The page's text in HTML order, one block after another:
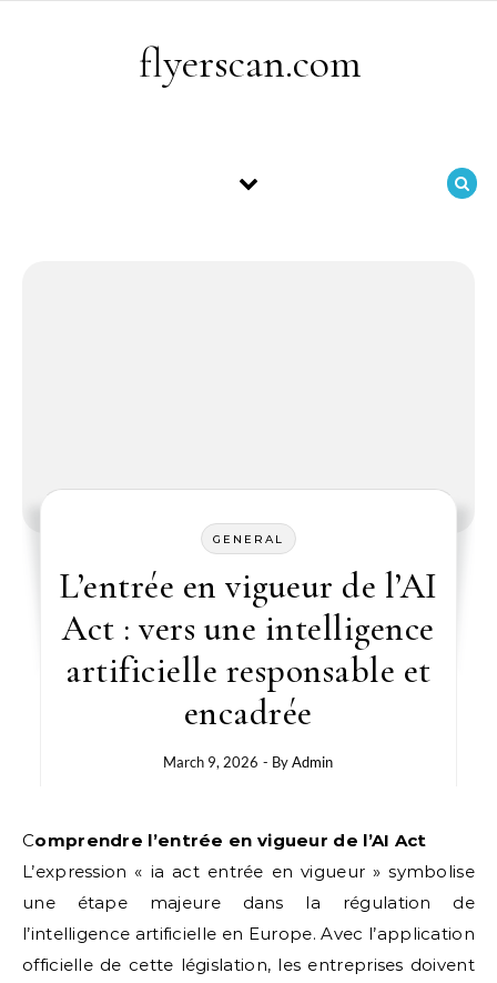
flyerscan.com
GENERAL
L’entrée en vigueur de l’AI
Act : vers une intelligence
artificielle responsable et
encadrée
March 9, 2026 - ByAdmin
Comprendre l’entrée en vigueur de l’AI Act
L’expression « ia act entrée en vigueur » symbolise
une étape majeure dans la régulation de
l’intelligence artificielle en Europe. Avec l’application
officielle de cette législation, les entreprises doivent